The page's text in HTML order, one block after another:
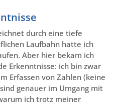
durch eine tiefe
Laufbahn hatte ich
Aber hier bekam ich
Erkenntnisse: ich bin zwar
Erfassen von Zahlen (keine
genauer im Umgang mit
ich trotz meiner